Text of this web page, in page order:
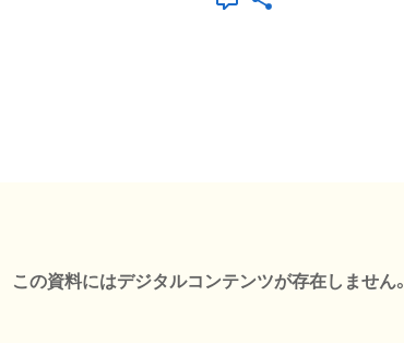
この資料にはデジタルコンテンツが存在しません。